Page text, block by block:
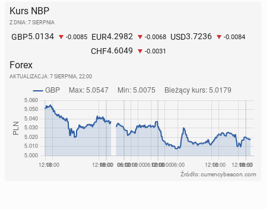
Kurs NBP
Z DNIA: 7 SIERPNIA
GBP5.0134 -0.0085 EUR4.2982 -0.0068 USD3.7236 -0.0084
CHF4.6049 -0.0031
Forex
AKTUALIZACJA: 7 SIERPNIA, 22:00
Źródło: currencybeacon.com